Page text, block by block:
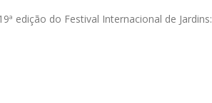
edição do Festival Internacional de Jardins: